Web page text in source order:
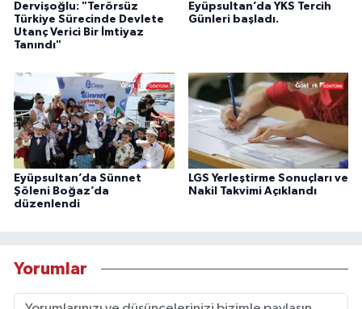
Dervişoğlu: "Terörsüz
Türkiye Sürecinde Devlete
Utanç Verici Bir İmtiyaz
Tanındı"
Eyüpsultan’da YKS Tercih
Günleri başladı.
Eyüpsultan’da Sünnet
Şöleni Boğaz’da
düzenlendi
LGS Yerleştirme Sonuçları ve
Nakil Takvimi Açıklandı
Yorumlar